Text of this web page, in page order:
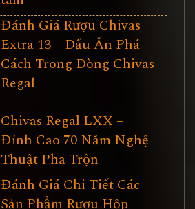
Đánh Giá Rượu Chivas
Extra 13 – Dấu Ấn Phá
Cách Trong Dòng Chivas
Regal
Chivas Regal LXX –
Đỉnh Cao 70 Năm Nghệ
Thuật Pha Trộn
Đánh Giá Chi Tiết Các
Sản Phẩm Rượu Hộp